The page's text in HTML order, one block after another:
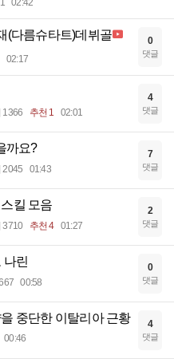
02:42
(다름슈타트)데뷔골
02:17
0
댓글
1366 추천 1 02:01
4
댓글
까요?
2045 01:43
7
댓글
킬 모음
3710 추천 4 01:27
2
댓글
나린
00:58
0
댓글
중단한 이탈리아 근황
00:46
4
댓글